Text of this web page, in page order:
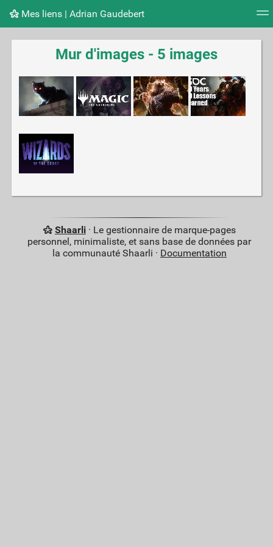
Mes liens | Adrian Gaudebert
Nuage de tags Mur d'images Quotidien Flux
Mur d'images - 5 images
Shaarli· Le gestionnaire de marque-pages
personnel, minimaliste, et sans base de données par
la communauté Shaarli · Documentation